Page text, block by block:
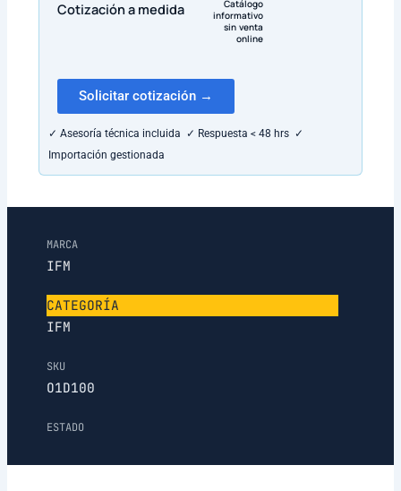
Cotización a medida
Catálogo
informativo
sin venta
online
Solicitar cotización →
✓ Asesoría técnica incluida ✓ Respuesta < 48 hrs ✓
Importación gestionada
MARCA
IFM
CATEGORÍA
IFM
SKU
O1D100
ESTADO